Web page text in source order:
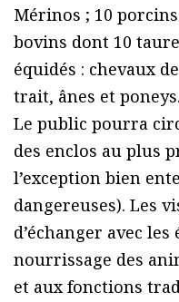
Mérinos ; 10
bovins dont 10
équidés : chevaux
trait, ânes et poneys.
Le public pourra
des enclos au plus
l’exception bien
dangereuses). Les
d’échanger avec
nourrissage des
et aux fonctions